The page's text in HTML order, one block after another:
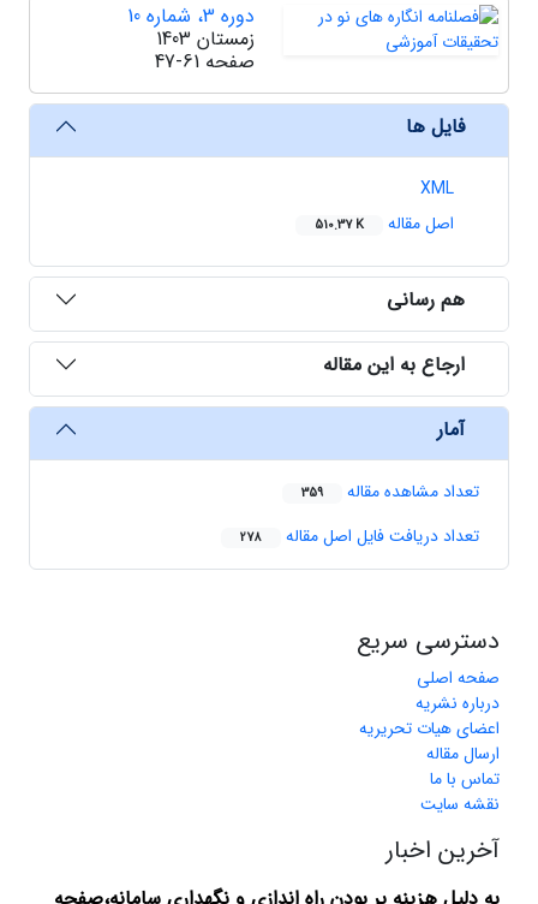
دوره 3، شماره 10
زمستان 1403
صفحه 47-61
فایل ها
XML
اصل مقاله
510.37 K
هم رسانی
ارجاع به این مقاله
آمار
تعداد مشاهده مقاله 359
تعداد دریافت فایل اصل مقاله 278
دسترسی سریع
صفحه اصلی
درباره نشریه
اعضای هیات تحریریه
ارسال مقاله
تماس با ما
نقشه سایت
آخرین اخبار